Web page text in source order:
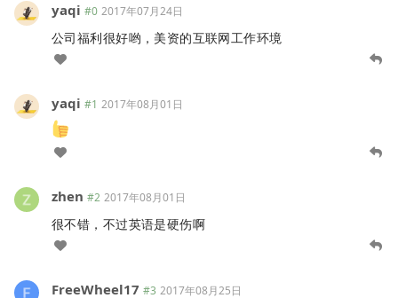
yaqi #0 2017年07月24日
公司福利很好哟，美资的互联网工作环境
yaqi #1 2017年08月01日
zhen #2 2017年08月01日
很不错，不过英语是硬伤啊
FreeWheel17 #3 2017年08月25日